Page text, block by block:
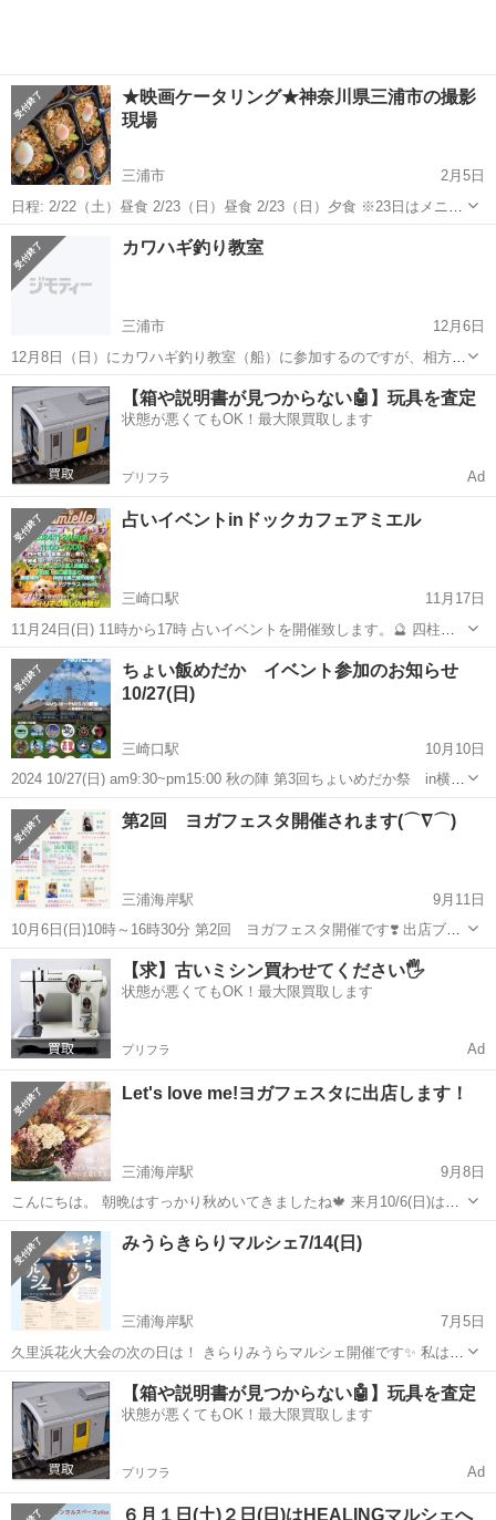
★映画ケータリング★神奈川県三浦市の撮影
現場
三浦市
2月5日
日程: 2/22（土）昼食 2/23（日）昼食 2/23（日）夕食 ※23日はメニュ
ーを変えていただければ昼&夕出店も可 2/24（月）昼食 イベント名:映
画ケータリング 場所:三浦某所 時間:後日ご...
神奈川 その他
カワハギ釣り教室
三浦市
12月6日
12月8日（日）にカワハギ釣り教室（船）に参加するのですが、相方が
行けなくなったので、どなたか一緒に参加して頂ける方を募集しま
す。道具は全てレンタルです。 朝6時に三崎港の船宿に集合です。上
がりは午後1時半です。参加費はこ...
神奈川 三浦市 その他 相方
【箱や説明書が見つからない🤖】玩具を査定
状態が悪くてもOK！最大限買取します
プリフラ Ad
占いイベントinドックカフェアミエル
三崎口駅
11月17日
11月24日(日) 11時から17時 占いイベントを開催致します。🔮 四柱推
命、紫微斗数、易うらない、タロット占い わんちゃん占い、個人鑑定
を行います。 是非、遊びに来て下さい。😊
神奈川 三浦市 三崎口駅 その他 わんちゃん
ちょい飯めだか イベント参加のお知らせ
10/27(日)
三崎口駅
10月10日
2024 10/27(日) am9:30~pm15:00 秋の陣 第3回ちょいめだか祭 in横須
賀市ソレイユの丘 場所→ソレイユの丘 横須賀市長井4丁目 が開催さ
れます🎵 超有名店舗、ブリーダーさんも参加(@￣□￣@;)！...
神奈川 三浦市 三崎口駅 めだか
第2回 ヨガフェスタ開催されます(⌒∇⌒)
三浦海岸駅
9月11日
10月6日(日)10時～16時30分 第2回 ヨガフェスタ開催です❣️ 出店ブー
ス・キッチンカー そして、ミニコンサート ヨガ・ピラティス・気功
きっと1日中楽しんでいただけると予感しかないです(^▽^)/...
神奈川 三浦市 三浦海岸駅 その他 ピラティス
【求】古いミシン買わせてください🖐️
状態が悪くてもOK！最大限買取します
プリフラ Ad
Let's love me!ヨガフェスタに出店します！
三浦海岸駅
9月8日
こんにちは。 朝晩はすっかり秋めいてきましたね🍁 来月10/6(日)は
@rentspaceaiba さんで開催の @lets.love.me.yogafest に出店させて
いただきます！ みなさん！ キャンドルが恋し...
神奈川 三浦市 三浦海岸駅 先生
みうらきらりマルシェ7/14(日)
三浦海岸駅
7月5日
久里浜花火大会の次の日は！ きらりみうらマルシェ開催です✨ 私はも
ちろんヒーリングブースでお待ちしています♪ メニューは 🔸DNAアク
ティベーション 🔸エンソフィックレイキ 🔸クリスタルヒーリング 🔸
西洋占星術 今回は...
神奈川 三浦市 三浦海岸駅 その他 ホロスコープ
【箱や説明書が見つからない🤖】玩具を査定
状態が悪くてもOK！最大限買取します
プリフラ Ad
６月１日(土)２日(日)はHEALINGマルシェへ